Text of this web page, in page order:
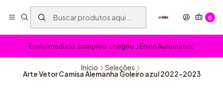
0
Envio Imediato, comprou, chegou :) Envio Automático
Início Seleções
Arte Vetor Camisa Alemanha Goleiro azul 2022-2023